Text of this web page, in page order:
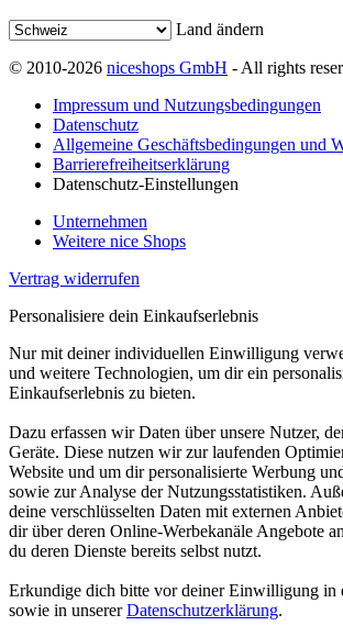
Land ändern
© 2010-2026 niceshops GmbH - All rights
Impressum und Nutzungsbedingungen
Datenschutz
Allgemeine Geschäftsbedingungen und
Barrierefreiheitserklärung
Datenschutz-Einstellungen
Unternehmen
Weitere nice Shops
Vertrag widerrufen
Personalisiere dein Einkaufserlebnis
Nur mit deiner individuellen Einwilligung
und weitere Technologien, um dir ein
Einkaufserlebnis zu bieten.
Dazu erfassen wir Daten über unsere Nutzer,
Geräte. Diese nutzen wir zur laufenden
Website und um dir personalisierte Werbung
sowie zur Analyse der Nutzungsstatistiken.
deine verschlüsselten Daten mit externen
dir über deren Online-Werbekanäle Angebote
du deren Dienste bereits selbst nutzt.
Erkundige dich bitte vor deiner Einwilligung in
sowie in unsererDatenschutzerklärung.